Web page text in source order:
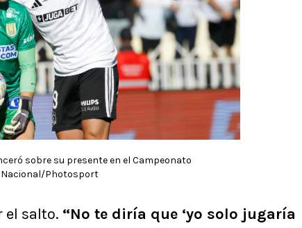
sobre su presente en el Campeonato
Nacional/Photosport
el salto. “No te diría que ‘yo solo jugaría